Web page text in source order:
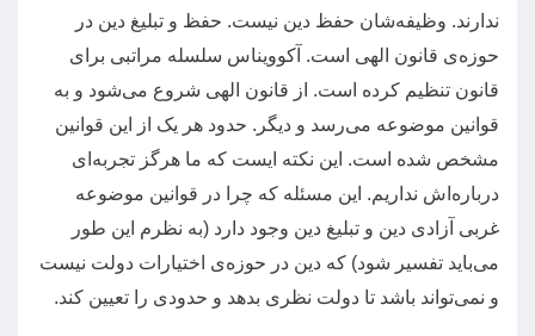
ندارند. وظیفه‌شان حفظ دین نیست. حفظ و تبلیغ دین در
حوزه‌ی قانون الهی است. آکوویناس سلسله مراتبی برای
قانون تنظیم کرده است. از قانون الهی شروع می‌شود و به
قوانین موضوعه می‌رسد و دیگر . حدود هر یک از این قوانین
مشخص شده‌ است. این نکته ایست که ما هرگز تجربه‌ای
درباره‌اش نداریم. این مسئله که چرا در قوانین موضوعه
غربی آزادی دین و تبلیغ دین وجود دارد (به نظرم این طور
می‌باید تفسیر شود) که دین در حوزه‌ی اختیارات دولت نیست
و نمی‌تواند باشد تا دولت نظری بدهد و حدودی را تعیین کند.